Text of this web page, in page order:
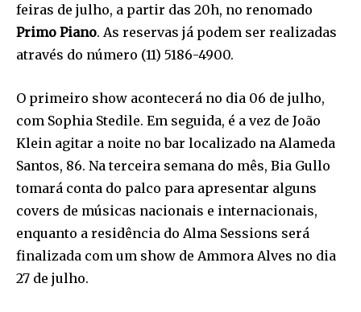
feiras de julho, a partir das 20h, no renomado
Primo Piano. As reservas já podem ser realizadas
através do número (11) 5186-4900.
O primeiro show acontecerá no dia 06 de julho,
com Sophia Stedile. Em seguida, é a vez de João
Klein agitar a noite no bar localizado na Alameda
Santos, 86. Na terceira semana do mês, Bia Gullo
tomará conta do palco para apresentar alguns
covers de músicas nacionais e internacionais,
enquanto a residência do Alma Sessions será
finalizada com um show de Ammora Alves no dia
27 de julho.